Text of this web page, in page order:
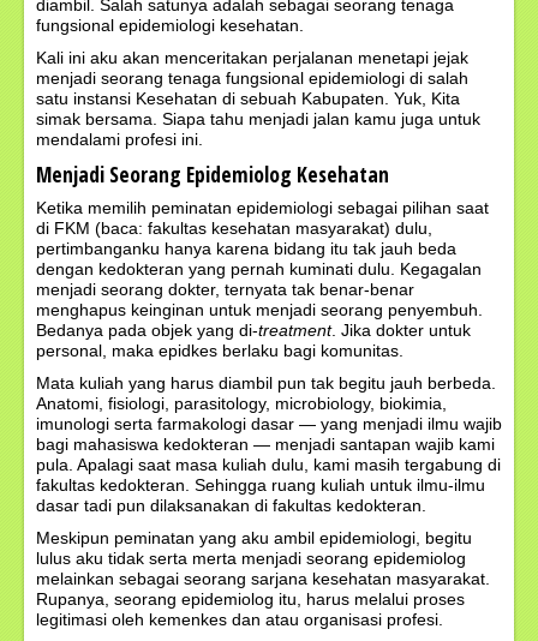
diambil. Salah satunya adalah sebagai seorang tenaga
fungsional epidemiologi kesehatan.
Kali ini aku akan menceritakan perjalanan menetapi jejak
menjadi seorang tenaga fungsional epidemiologi di salah
satu instansi Kesehatan di sebuah Kabupaten. Yuk, Kita
simak bersama. Siapa tahu menjadi jalan kamu juga untuk
mendalami profesi ini.
Menjadi Seorang Epidemiolog Kesehatan
Ketika memilih peminatan epidemiologi sebagai pilihan saat
di FKM (baca: fakultas kesehatan masyarakat) dulu,
pertimbanganku hanya karena bidang itu tak jauh beda
dengan kedokteran yang pernah kuminati dulu. Kegagalan
menjadi seorang dokter, ternyata tak benar-benar
menghapus keinginan untuk menjadi seorang penyembuh.
Bedanya pada objek yang di-treatment. Jika dokter untuk
personal, maka epidkes berlaku bagi komunitas.
Mata kuliah yang harus diambil pun tak begitu jauh berbeda.
Anatomi, fisiologi, parasitology, microbiology, biokimia,
imunologi serta farmakologi dasar — yang menjadi ilmu wajib
bagi mahasiswa kedokteran — menjadi santapan wajib kami
pula. Apalagi saat masa kuliah dulu, kami masih tergabung di
fakultas kedokteran. Sehingga ruang kuliah untuk ilmu-ilmu
dasar tadi pun dilaksanakan di fakultas kedokteran.
Meskipun peminatan yang aku ambil epidemiologi, begitu
lulus aku tidak serta merta menjadi seorang epidemiolog
melainkan sebagai seorang sarjana kesehatan masyarakat.
Rupanya, seorang epidemiolog itu, harus melalui proses
legitimasi oleh kemenkes dan atau organisasi profesi.